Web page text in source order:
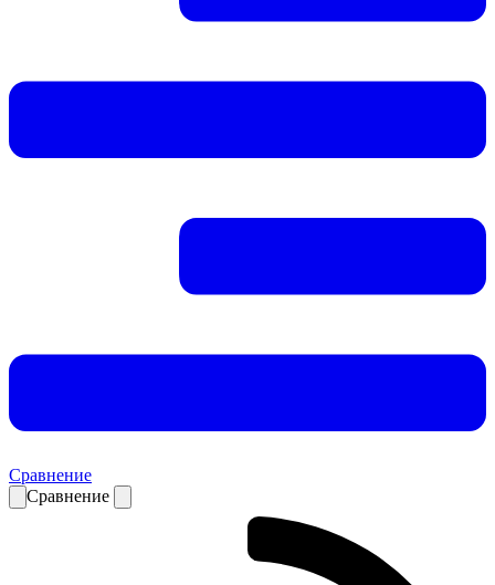
Сравнение
Сравнение